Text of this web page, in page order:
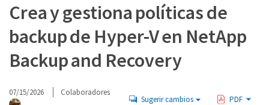
Crea y gestiona políticas de
backup de Hyper-V en NetApp
Backup and Recovery
07/15/2026 Colaboradores
Sugerir cambios PDF